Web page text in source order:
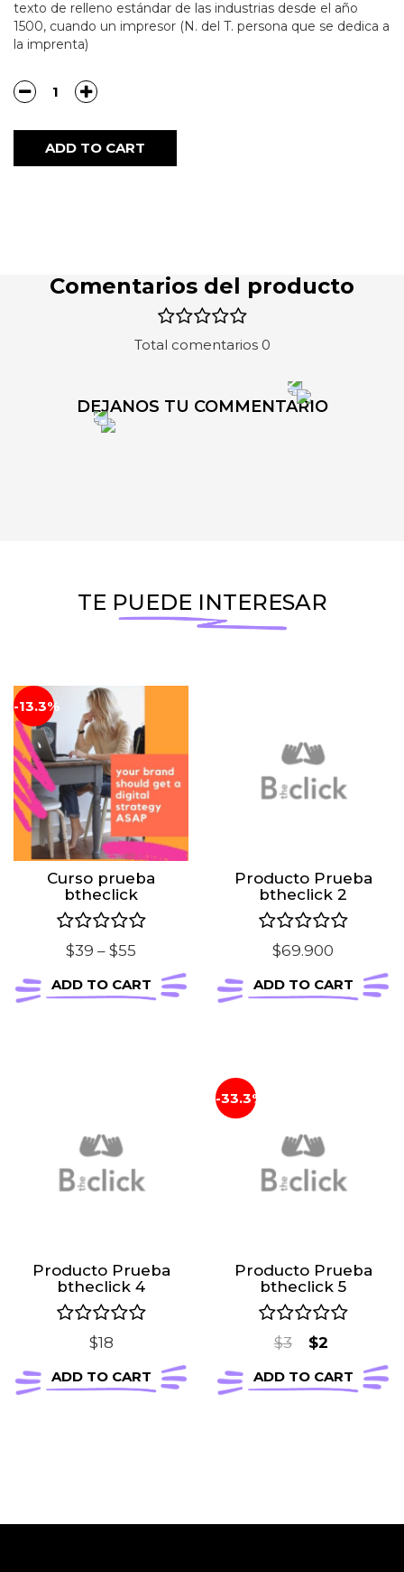
texto de relleno estándar de las industrias desde el año
1500, cuando un impresor (N. del T. persona que se dedica a
la imprenta)
Quantity
ADD TO CART
Comentarios del producto
Total comentarios 0
DEJANOS TU COMMENTARIO
TE PUEDE INTERESAR
-13.3%
Curso prueba
btheclick
$39 – $55
range:
$39
ADD TO CART
Producto Prueba
btheclick 2
$69.900
ADD TO CART
Producto Prueba
btheclick 4
$18
ADD TO CART
-33.3%
Producto Prueba
btheclick 5
$3
Original
was:
$2
price
is:
ADD TO CART